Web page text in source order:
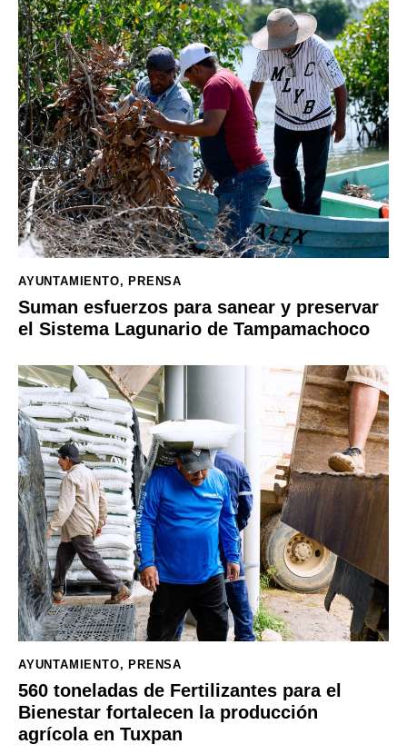
AYUNTAMIENTO, PRENSA
Suman esfuerzos para sanear y preservar
el Sistema Lagunario de Tampamachoco
AYUNTAMIENTO, PRENSA
560 toneladas de Fertilizantes para el
Bienestar fortalecen la producción
agrícola en Tuxpan